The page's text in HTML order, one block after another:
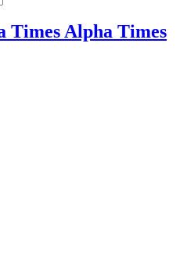
Times Alpha Times